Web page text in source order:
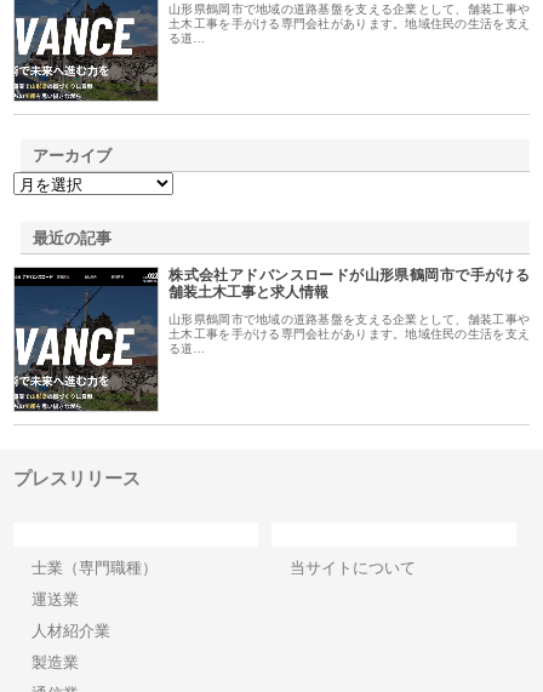
山形県鶴岡市で地域の道路基盤を支える企業として、舗装工事や
土木工事を手がける専門会社があります。地域住民の生活を支え
る道…
アーカイブ
最近の記事
株式会社アドバンスロードが山形県鶴岡市で手がける
舗装土木工事と求人情報
山形県鶴岡市で地域の道路基盤を支える企業として、舗装工事や
土木工事を手がける専門会社があります。地域住民の生活を支え
る道…
プレスリリース
士業（専門職種）
運送業
人材紹介業
製造業
当サイトについて